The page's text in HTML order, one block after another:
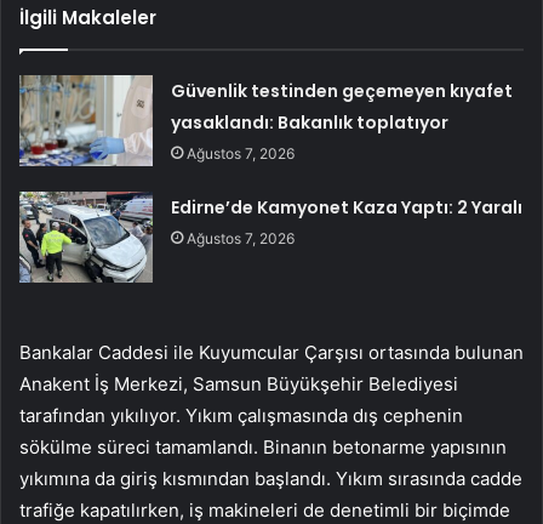
İlgili Makaleler
Güvenlik testinden geçemeyen kıyafet
yasaklandı: Bakanlık toplatıyor
Ağustos 7, 2026
Edirne’de Kamyonet Kaza Yaptı: 2 Yaralı
Ağustos 7, 2026
Bankalar Caddesi ile Kuyumcular Çarşısı ortasında bulunan
Anakent İş Merkezi, Samsun Büyükşehir Belediyesi
tarafından yıkılıyor. Yıkım çalışmasında dış cephenin
sökülme süreci tamamlandı. Binanın betonarme yapısının
yıkımına da giriş kısmından başlandı. Yıkım sırasında cadde
trafiğe kapatılırken, iş makineleri de denetimli bir biçimde